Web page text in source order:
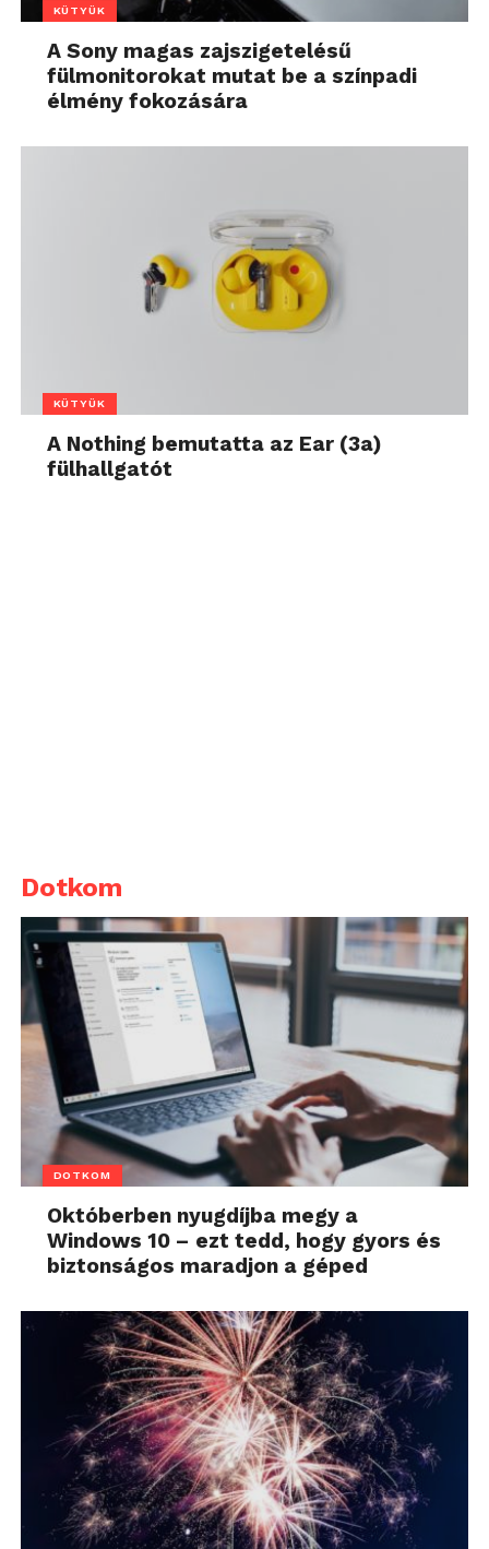
KÜTYÜK
A Sony magas zajszigetelésű
fülmonitorokat mutat be a színpadi
élmény fokozására
KÜTYÜK
A Nothing bemutatta az Ear (3a)
fülhallgatót
Dotkom
DOTKOM
Októberben nyugdíjba megy a
Windows 10 – ezt tedd, hogy gyors és
biztonságos maradjon a géped